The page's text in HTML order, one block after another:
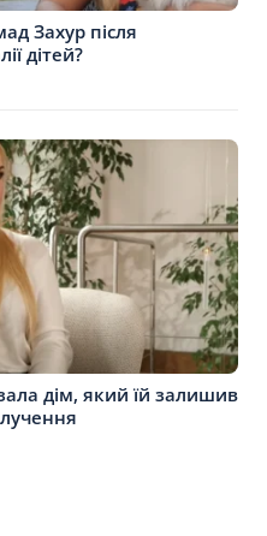
Захур після
дітей?
дім, який їй залишив